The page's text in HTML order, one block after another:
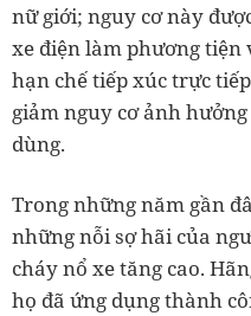
nữ giới; nguy cơ này
xe điện làm phương tiện
hạn chế tiếp xúc trực
giảm nguy cơ ảnh
dùng.
Trong những năm gần
những nỗi sợ hãi của
cháy nổ xe tăng cao.
họ đã ứng dụng thành